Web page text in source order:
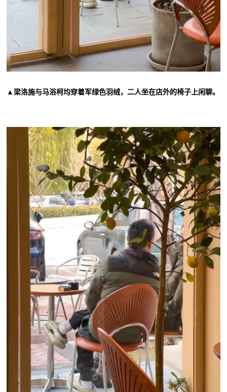
▲梁洛施与马浴柯均穿着军绿色羽绒，二人坐在店外的椅子上闲聊。